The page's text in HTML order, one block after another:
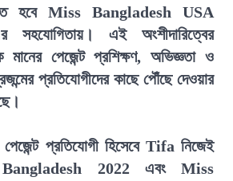
হবে Miss Bangladesh USA
এই অংশীদারিত্বের
মানের পেজেন্ট প্রশিক্ষণ, অভিজ্ঞতা ও
প্রতিযোগীদের কাছে পৌঁছে দেওয়ার
প্রতিযোগী হিসেবে Tifa নিজেই
2022 এবং Miss